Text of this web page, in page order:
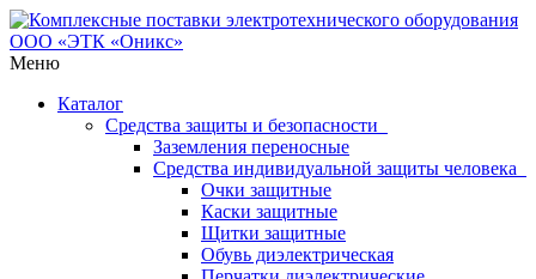
Меню
Каталог
Средства защиты и безопасности
Заземления переносные
Средства индивидуальной защиты человека
Очки защитные
Каски защитные
Щитки защитные
Обувь диэлектрическая